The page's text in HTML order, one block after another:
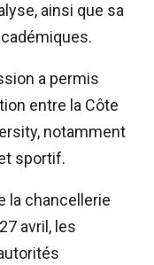
ainsi que sa
a permis
entre la Côte
notamment
sportif.
la chancellerie
avril, les